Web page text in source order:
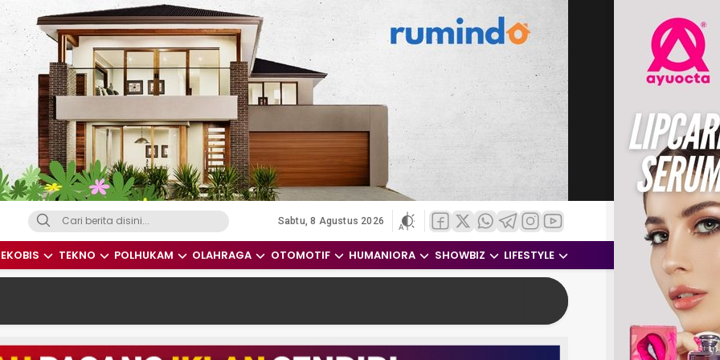
Indonesia dan Dunia
Sabtu, 8 Agustus 2026
EKOBIS TEKNO POLHUKAM OLAHRAGA OTOMOTIF HUMANIORA SHOWBIZ LIFESTYLE